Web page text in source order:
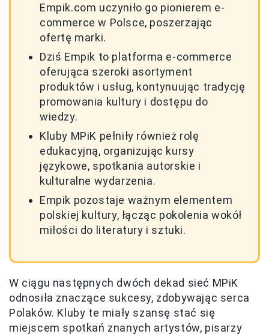
Empik.com uczyniło go pionierem e-
commerce w Polsce, poszerzając
ofertę marki.
Dziś Empik to platforma e-commerce
oferująca szeroki asortyment
produktów i usług, kontynuując tradycję
promowania kultury i dostępu do
wiedzy.
Kluby MPiK pełniły również rolę
edukacyjną, organizując kursy
językowe, spotkania autorskie i
kulturalne wydarzenia.
Empik pozostaje ważnym elementem
polskiej kultury, łącząc pokolenia wokół
miłości do literatury i sztuki.
W ciągu następnych dwóch dekad sieć MPiK
odnosiła znaczące sukcesy, zdobywając serca
Polaków. Kluby te miały szansę stać się
miejscem spotkań znanych artystów, pisarzy